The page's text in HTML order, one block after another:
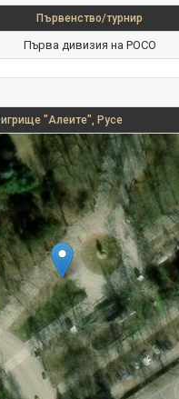
Първенство/турнир
Първа дивизия на РОСО
игрище "Алеите", Русе